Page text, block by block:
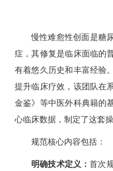
慢性难愈性创面是糖
症，其修复是临床面临的
有着悠久历史和丰富经验
提升临床疗效，该团队在
金鉴》等中医外科典籍的
心临床数据，制定了这套操
规范核心内容包括：
明确技术定义：首次